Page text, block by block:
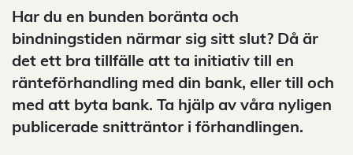
Har du en bunden boränta och
bindningstiden närmar sig sitt slut? Då är
det ett bra tillfälle att ta initiativ till en
ränteförhandling med din bank, eller till och
med att byta bank. Ta hjälp av våra nyligen
publicerade snitträntor i förhandlingen.